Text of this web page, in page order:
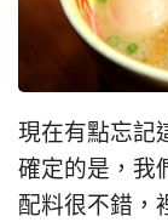
現在有點忘記
確定的是，我
配料很不錯，